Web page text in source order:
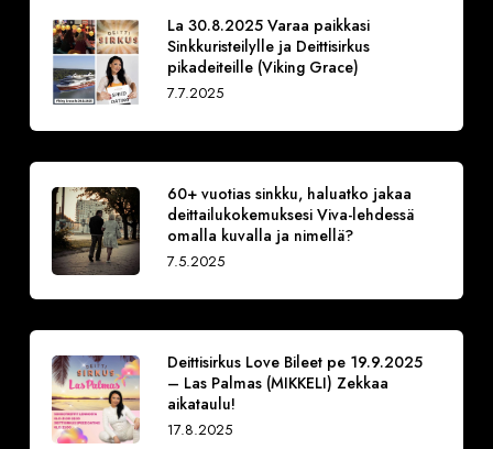
La 30.8.2025 Varaa paikkasi
Sinkkuristeilylle ja Deittisirkus
pikadeiteille (Viking Grace)
7.7.2025
60+ vuotias sinkku, haluatko jakaa
deittailukokemuksesi Viva-lehdessä
omalla kuvalla ja nimellä?
7.5.2025
Deittisirkus Love Bileet pe 19.9.2025
– Las Palmas (MIKKELI) Zekkaa
aikataulu!
17.8.2025